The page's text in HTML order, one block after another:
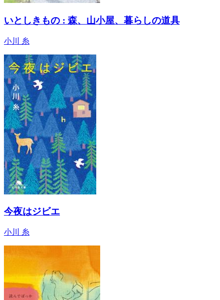
いとしきもの : 森、山小屋、暮らしの道具
小川 糸
今夜はジビエ
小川 糸